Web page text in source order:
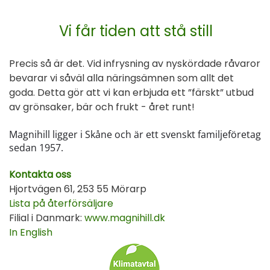
Vi får tiden att stå still
Precis så är det. Vid infrysning av nyskördade råvaror
bevarar vi såväl alla näringsämnen som allt det
goda. Detta gör att vi kan erbjuda ett ”färskt” utbud
av grönsaker, bär och frukt - året runt!
Magnihill ligger i Skåne och är ett svenskt familjeföretag
sedan 1957.
Kontakta oss
Hjortvägen 61, 253 55 Mörarp
Lista på återförsäljare
Filial i Danmark: www.magnihill.dk
In English